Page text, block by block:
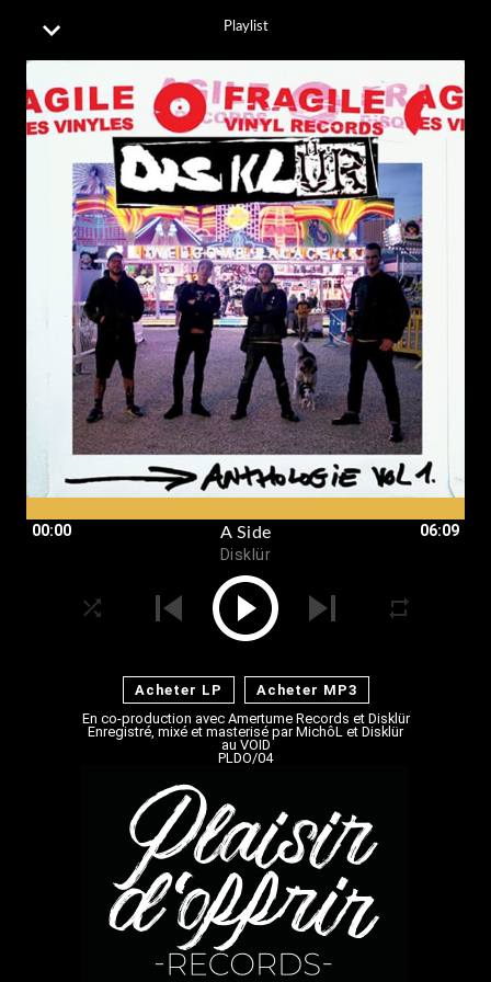
Playlist
00:00 06:09
A Side
Disklür
Acheter LP
Acheter MP3
En co-production avec Amertume Records et Disklür
Enregistré, mixé et masterisé par MichôL et Disklür
au VOID
PLDO/04